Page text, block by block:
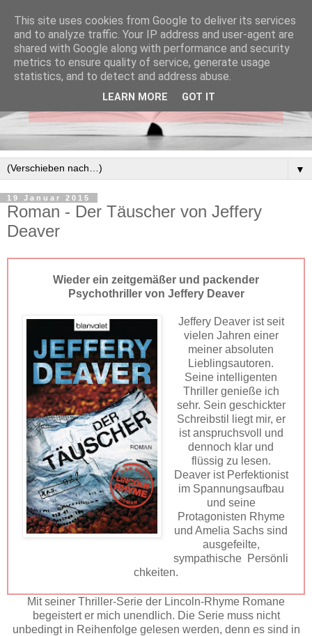
▼
19 Januar 2015
Roman - Der Täuscher von Jeffery
Deaver
Wieder ein zeitgemäßer und packender
Psychothriller von Jeffery Deaver
Jeffery Deaver ist seit
vielen Jahren einer
meiner absoluten
Lieblingsautoren.
Seine intelligenten
Thriller genieße ich
sehr. Sein geschickter
Schreibstil liegt mir, er
ist anspruchsvoll und
dennoch klar und
flüssig zu lesen.
Deaver ist Perfektionist
im Spannungsaufbau
und seine
Protagonisten Rhyme
und Amelia Sachs sind
ausgefeilte,
sympathische Persönli
chkeiten.
Mit seiner Thriller-Serie der Lincoln-Rhyme Romane
begeistert er mich unendlich. Die Serie muss nicht
unbedingt in Reihenfolge gelesen werden, denn es sind in
This site uses cookies from Google to deliver its services
and to analyze traffic. Your IP address and user-agent are
shared with Google along with performance and security
metrics to ensure quality of service, generate usage
statistics, and to detect and address abuse.
LEARN MORE GOT IT